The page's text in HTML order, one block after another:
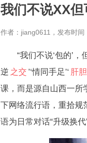
我们不说XX
作者：jiang0611，发布时
“我们不说‘包的’，但
逆 之交 ’‘情同手足’‘ 肝
课，而是源自山西一所
下网络流行语，重拾规
语为日常对话“升级换代”